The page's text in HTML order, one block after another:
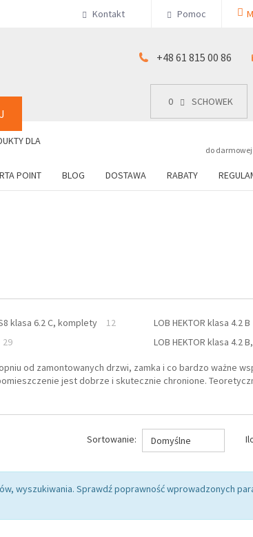
Kontakt Pomoc
+48 61 815 00 86
0 SCHOWEK
do
DLA
POINT BLOG DOSTAWA RABATY
0 SCHOWEK
+48 61 815 00 86
klasa 6.2 C, komplety
12
29
LOB HEKTOR klasa 4.2 B
LOB HEKTOR klasa 4.2
od zamontowanych drzwi, zamka i co bardzo ważne
jest dobrze i skutecznie chronione.
Sortowanie: Domyślne
wyszukiwania. Sprawdź poprawność wprowadzonych